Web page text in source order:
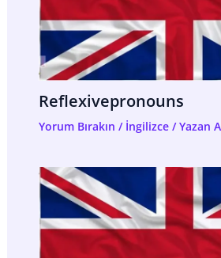
Reflexivepronouns
Yorum Bırakın / İngilizce/ Yazan